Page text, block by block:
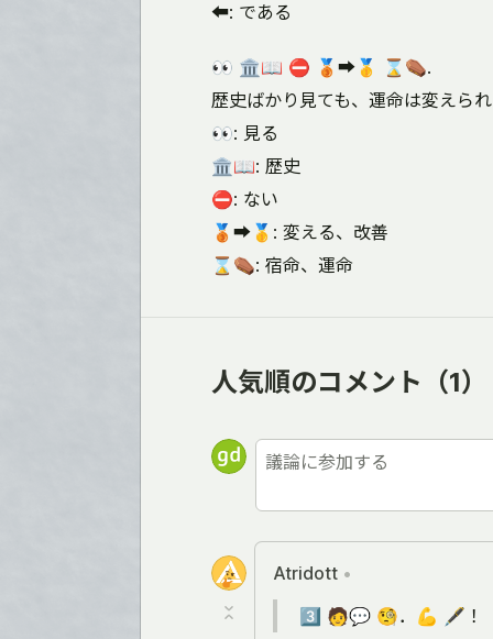
⬅️: である
👀 🏛️📖 ⛔ 🥉➡️🥇 ⌛⚰️.
歴史ばかり見ても、運命は変えら
👀: 見る
🏛️📖: 歴史
⛔: ない
🥉➡️🥇: 変える、改善
⌛⚰️: 宿命、運命
人気順のコメント （1）
Atridott •
3️⃣ 🧑💬 🧐．💪 🖋️！